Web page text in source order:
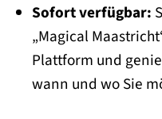
Sofort verfügbar:
„Magical
Plattform und
wann und wo Sie